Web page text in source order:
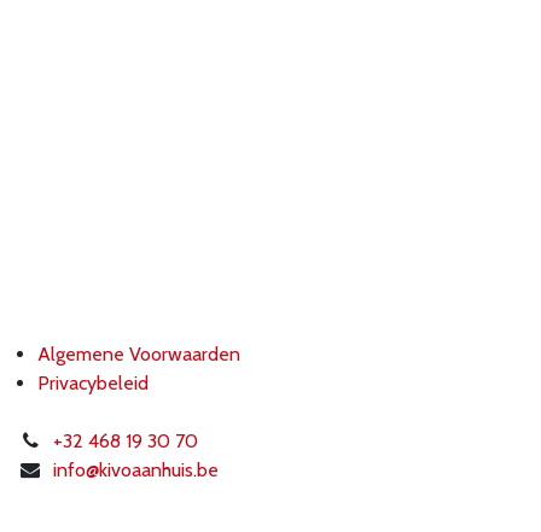
Algemene Voorwaarden
Privacybeleid
+32 468 19 30 70
info@kivoaanhuis.be